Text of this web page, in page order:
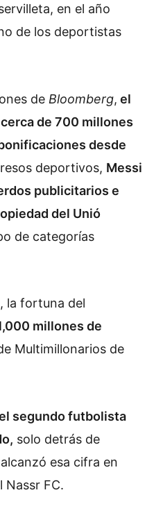
en el año
de los deportistas
de Bloomberg, el
de 700 millones
desde
deportivos, Messi
publicitarios e
del Unió
de categorías
la fortuna del
millones de
Multimillonarios de
segundo futbolista
solo detrás de
esa cifra en
Nassr FC.